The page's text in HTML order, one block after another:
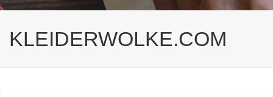
KLEIDERWOLKE.COM